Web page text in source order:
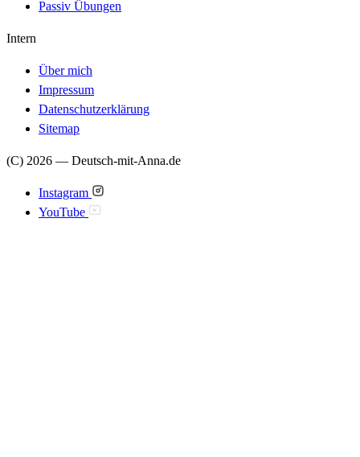
Passiv Übungen
Intern
Über mich
Impressum
Datenschutzerklärung
Sitemap
(C) 2026 — Deutsch-mit-Anna.de
Instagram
YouTube